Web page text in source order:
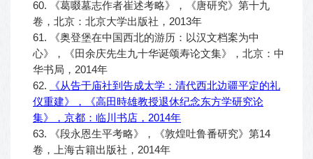
60. 《葛啜墓志作者崔述考略》，《唐研究》第十九
卷，北京：北京大学出版社，2013年
61. 《奥登堡在中国西北的游历：以汉文档案为中
心》，《田余庆先生九十华诞颂寿论文集》，北京：中
华书局，2014年
62.
《从告于庙社到告成太学：清代西北边疆平定的礼
仪重建》，《高田時雄教授退休纪念东方学研究论
集》，京都：临川书店，2014年
63. 《段永恩生平考略》，《敦煌吐鲁番研究》第14
卷，上海古籍出版社，2014年